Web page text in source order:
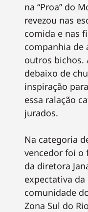
na “Proa” do
revezou nas
comida e nas
companhia de
outros bichos.
debaixo de
inspiração
essa ralação
jurados.
Na categoria
vencedor foi o
da diretora
expectativa
comunidade
Zona Sul do